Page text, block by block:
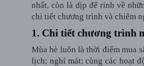
nhất, còn là dịp để rinh về
chi tiết chương trình và chiêm
1. Chi tiết chương trình
Mùa hè luôn là thời điểm mua
lịch; nghỉ mát; cùng các hoạt